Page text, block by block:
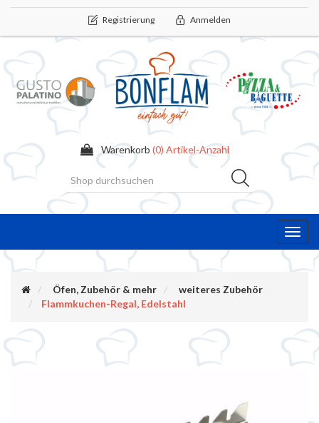
Registrierung Anmelden
Warenkorb (0) Artikel-Anzahl
Öfen, Zubehör & mehr
weiteres Zubehör
Flammkuchen-Regal, Edelstahl